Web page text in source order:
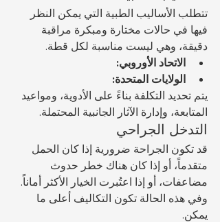
تتطلب الأساليب الطبية التي يمكن النظر
فيها في حالات مختارة ومبكرة مراقبة
دقيقة، وهي ليست مناسبة لكل قطة.
الاتحاد الأوروبي:
الولايات المتحدة:
يتم تحديد التكلفة بناءً على الأدوية، ومواعيد
المتابعة، وإدارة الآثار الجانبية المحتملة.
التدخل الجراحي
قد تكون الجراحة ضرورية إذا كان الحمل
متقدماً، أو إذا كان هناك خطر حدوث
مضاعفات، أو إذا اعتُبرت الخيار الأكثر أماناً.
وفي هذه الحالة تكون التكاليف أعلى ما
يمكن.